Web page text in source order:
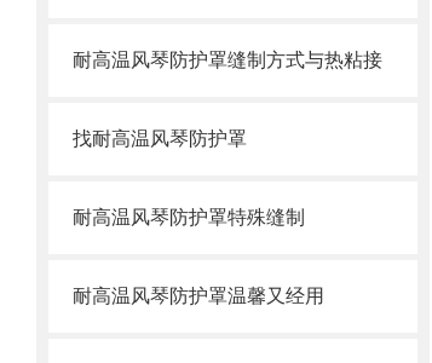
耐高温风琴防护罩缝制方式与热粘接
找耐高温风琴防护罩
耐高温风琴防护罩特殊缝制
耐高温风琴防护罩温馨又经用